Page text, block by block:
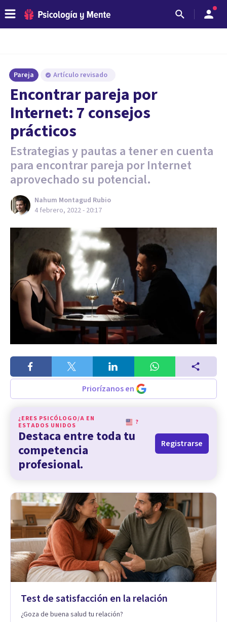
Pareja Artículo revisado
Encontrar pareja por
Internet: 7 consejos
prácticos
Estrategias y pautas a tener en cuenta
para encontrar pareja por Internet
aprovechado su potencial.
Nahum Montagud Rubio
4 febrero, 2022 - 20:17
Priorízanos en
¿ERES PSICÓLOGO/A EN
ESTADOS UNIDOS
?
Destaca entre toda tu
competencia
profesional.
Registrarse
Test de satisfacción en la relación
¿Goza de buena salud tu relación?